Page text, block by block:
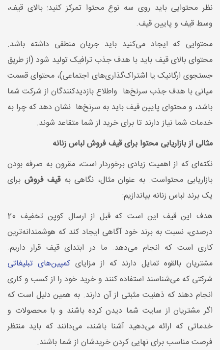
نظر محتوایی باید روی سه نوع محتوا تمرکز کنید: بالای قیف،
وسط قیف و پایین قیف.
محتوایی که ایجاد می‌کنید باید جریان منطقی داشته باشد.
محتوای بالای قیف باید با هدف جذب ترافیک تولید شود (از طریق
جستجوی ارگانیک یا اشتراک‌گذاری‌های اجتماعی)، محتوای قسمت
میانی با هدف جذب سرنخ‌ها واطلاع بازدیدکنندگان از شرکت شما
باشد، و محتوای پایین قیف باید به سرنخ‌ها نشان دهد که چرا به
خدمات شما نیاز دارند تا برای خرید از شما متقاعد شوند.
مثالی از بازاریابی محتوا برای قیف فروش لباس زنانه
نکته‌ای که از اهمیت زیادی برخوردار است، مقرون به صرفه بودن
بازاریابی محتواست. به عنوان مثال، نگاهی بهقیف فروش برای
یک برند لباس زنانه بیاندازیم:
هدف این قیف این است که قبل از ارسال کوپن تخفیف 20
درصدی، نسبت به برند خود آگاهی ایجاد کند که هوشمندانه‌ترین
کاری است که انجام می‌دهد. ما در ابتدای قیف قرار داریم.
مشتریان بالقوه تمایل دارند که از مزایایکمپین‌های تبلیغاتی
شرکتی که می‌شناسند استفاده کنند و خرید خود را از کسب و کاری
انجام دهند که ذهنیت مثبتی از آن دارند. به همین دلیل است که
اگر مشتریان از سایت شما دیدن کرده باشند و با محصولات و
خدماتی که ارائه می‌دهید آشنا باشند، می‌دانند که باید منتظر
فرصت مناسب برای نهایی کردن خریدشان از شما باشند.